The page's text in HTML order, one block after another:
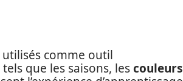
comme outil
que les saisons, lescouleurs